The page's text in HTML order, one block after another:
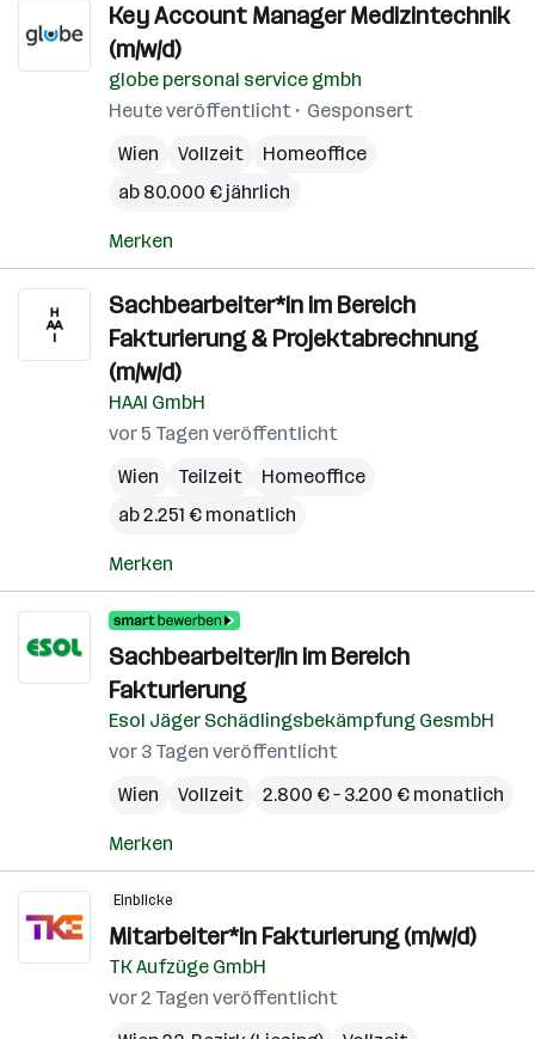
Key Account Manager Medizintechnik
(m/w/d)
globe personal service gmbh
Heute veröffentlicht
Gesponsert
Wien
Vollzeit
Homeoffice
ab 80.000 € jährlich
Merken
Sachbearbeiter*in im Bereich
Fakturierung & Projektabrechnung
(m/w/d)
HAAI GmbH
vor 5 Tagen veröffentlicht
Wien
Teilzeit
Homeoffice
ab 2.251 € monatlich
Merken
Sachbearbeiter/in im Bereich
Fakturierung
Esol Jäger Schädlingsbekämpfung GesmbH
vor 3 Tagen veröffentlicht
Wien
Vollzeit 2.800 € – 3.200 € monatlich
Merken
Einblicke
Mitarbeiter*in Fakturierung (m/w/d)
TK Aufzüge GmbH
vor 2 Tagen veröffentlicht